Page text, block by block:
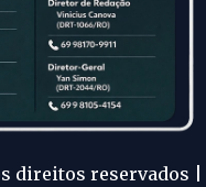
direitos reservados |